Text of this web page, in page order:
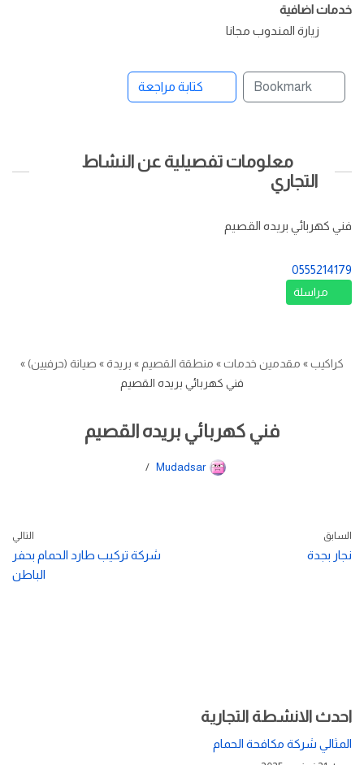
خدمات اضافية
زيارة المندوب مجانا
Bookmark كتابة مراجعة
معلومات تفصيلية عن النشاط
التجاري
فني كهربائي بريده القصيم
0555214179
مراسلة
كراكيب» مقدمين خدمات» منطقة القصيم » بريدة» صيانة (حرفيين)»
فني كهربائي بريده القصيم
فني كهربائي بريده القصيم
Mudadsar
السابق
نجار بجدة
التالي
شركة تركيب طارد الحمام بحفر
الباطن
احدث الانشطة التجارية
المثالي شركة مكافحة الحمام